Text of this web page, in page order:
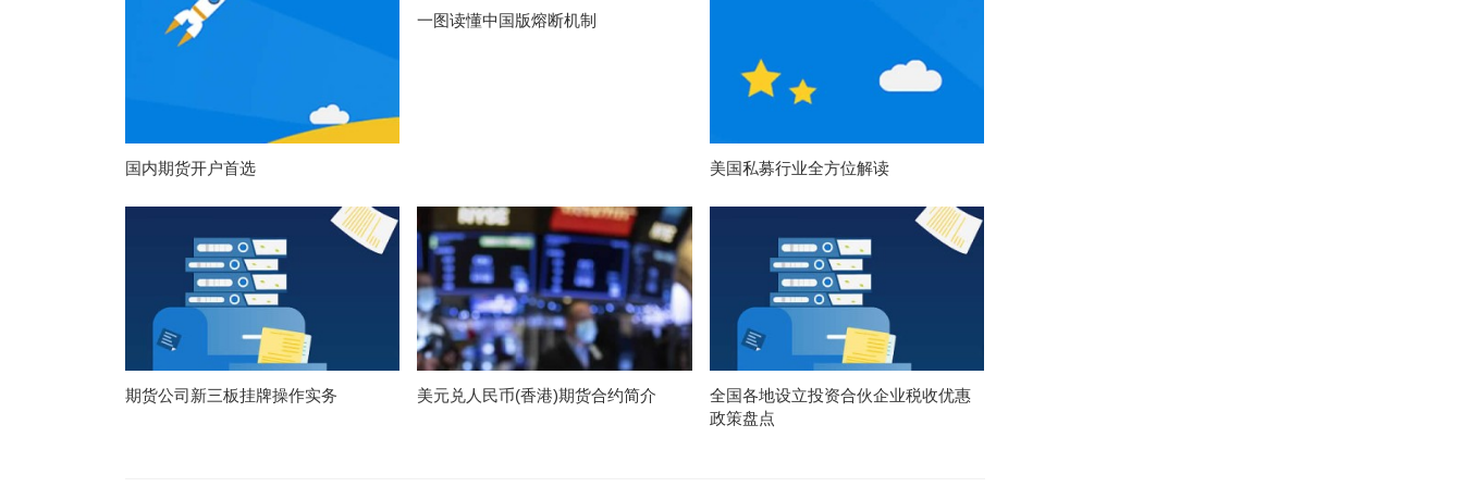
国内期货开户首选
一图读懂中国版熔断机制
美国私募行业全方位解读
期货公司新三板挂牌操作实务 美元兑人民币(香港)期货合约简介
全国各地设立投资合伙企业税收优惠
政策盘点